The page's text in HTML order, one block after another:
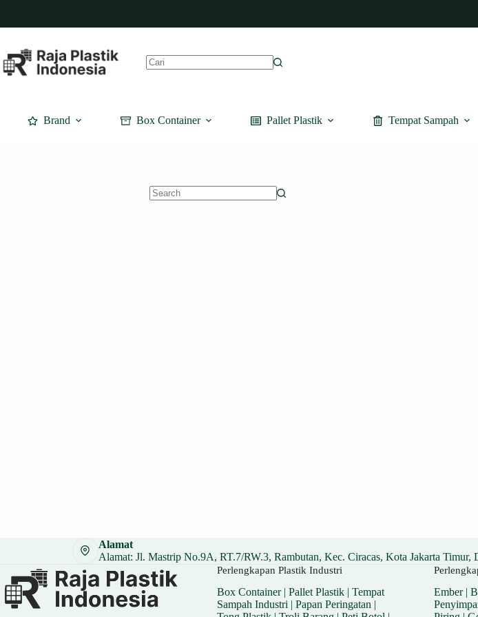
content
Brand Box Container Pallet Plastik Tempat Sampah
Alamat
Alamat: Jl. Mastrip No.9A, RT.7/RW.3, Rambutan, Kec. Ciracas, Kota Jakarta Timur,
Perlengkapan Plastik Industri
Box Container| Pallet Plastik| Tempat
Sampah Industri | Papan Peringatan |
Ember|